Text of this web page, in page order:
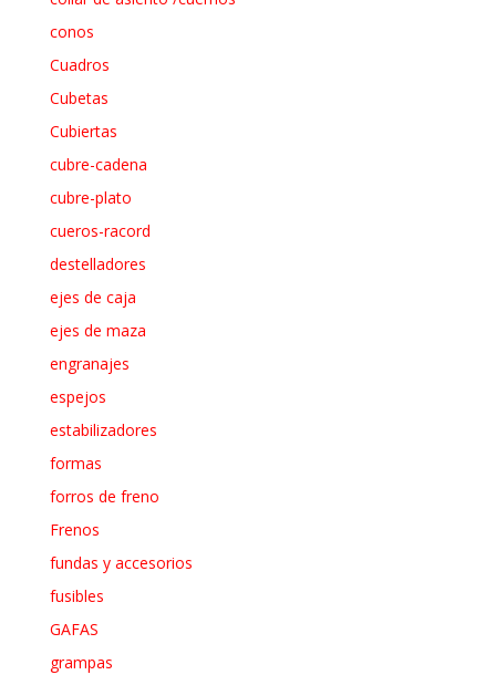
conos
Cuadros
Cubetas
Cubiertas
cubre-cadena
cubre-plato
cueros-racord
destelladores
ejes de caja
ejes de maza
engranajes
espejos
estabilizadores
formas
forros de freno
Frenos
fundas y accesorios
fusibles
GAFAS
grampas